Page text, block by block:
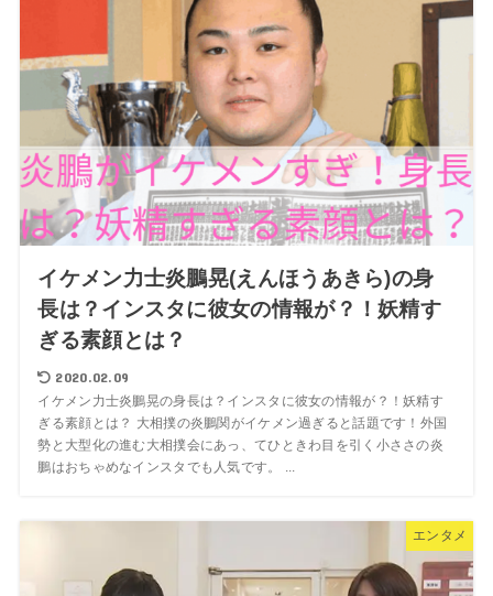
イケメン力士炎鵬晃(えんほうあきら)の身
長は？インスタに彼女の情報が？！妖精す
ぎる素顔とは？
2020.02.09
イケメン力士炎鵬晃の身長は？インスタに彼女の情報が？！妖精す
ぎる素顔とは？ 大相撲の炎鵬関がイケメン過ぎると話題です！外国
勢と大型化の進む大相撲会にあっ、てひときわ目を引く小ささの炎
鵬はおちゃめなインスタでも人気です。 ...
エンタメ